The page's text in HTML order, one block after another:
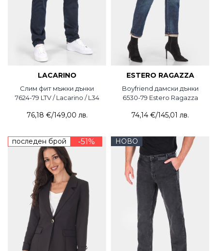
LACARINO
Слим фит мъжки дънки
7624-79 LTV / Lacarino / L34
76,18 €/149,00 лв.
ESTERO RAGAZZA
Boyfriend дамски дънки
6530-79 Estero Ragazza
74,14 €/145,01 лв.
последен брой -51% НОВО